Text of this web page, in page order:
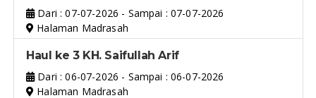
Dari : 07-07-2026 - Sampai : 07-07-2026
Halaman Madrasah
Haul ke 3 KH. Saifullah Arif
Dari : 06-07-2026 - Sampai : 06-07-2026
Halaman Madrasah